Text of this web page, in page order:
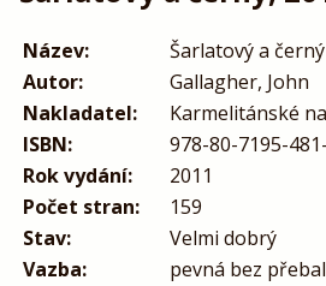
Název:
Šarlatový a černý
Autor:
Gallagher, John
Nakladatel:
Karmelitánské
ISBN:
978-80-7195-
Rok vydání:
2011
Počet stran:
159
Stav:
Velmi dobrý
Vazba:
pevná bez